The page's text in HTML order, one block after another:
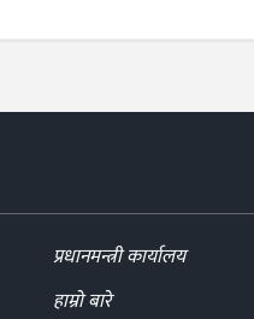
प्रधानमन्त्री कार्यालय
हाम्रो बारे